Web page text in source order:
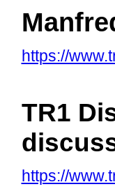
https://
TR1
https://